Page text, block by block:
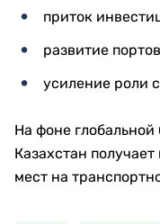
приток
развитие
усиление роли
На фоне
Казахстан
мест на